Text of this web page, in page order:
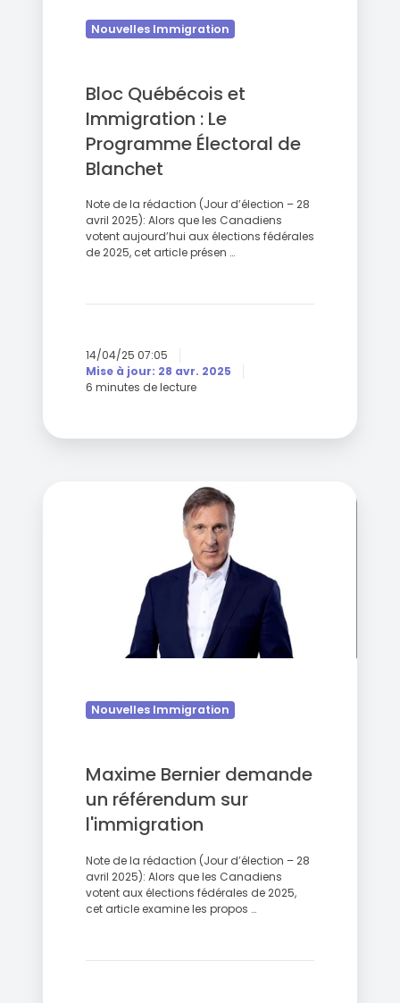
Nouvelles Immigration
Bloc Québécois et
Immigration : Le
Programme Électoral de
Blanchet
Note de la rédaction (Jour d’élection – 28
avril 2025): Alors que les Canadiens
votent aujourd’hui aux élections fédérales
de 2025, cet article présen …
14/04/25 07:05
Mise à jour: 28 avr. 2025
6 minutes de lecture
Nouvelles Immigration
Maxime Bernier demande
un référendum sur
l'immigration
Note de la rédaction (Jour d’élection – 28
avril 2025): Alors que les Canadiens
votent aux élections fédérales de 2025,
cet article examine les propos …